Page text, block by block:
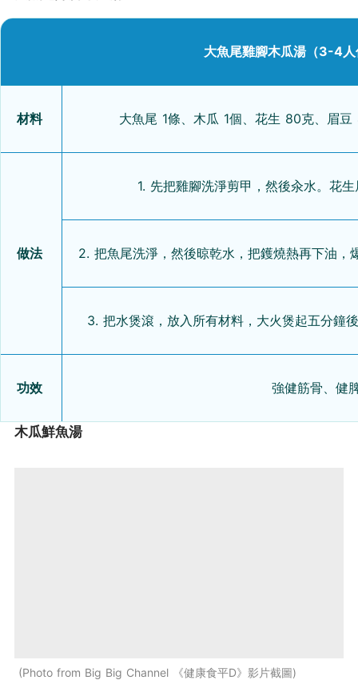
大魚尾雞腳木瓜湯（3-4人
材料 大魚尾 1條、木瓜 1個、花生 80克、眉
做法
1. 先把雞腳洗淨剪甲，然後汆水。花
2. 把魚尾洗淨，然後晾乾水，把鑊燒熱再下油，
3. 把水煲滾，放入所有材料，大火煲起五分鐘
功效 強健筋骨、健
木瓜鮮魚湯
Photo from Big Big Channel 《健康食平D》影片截圖